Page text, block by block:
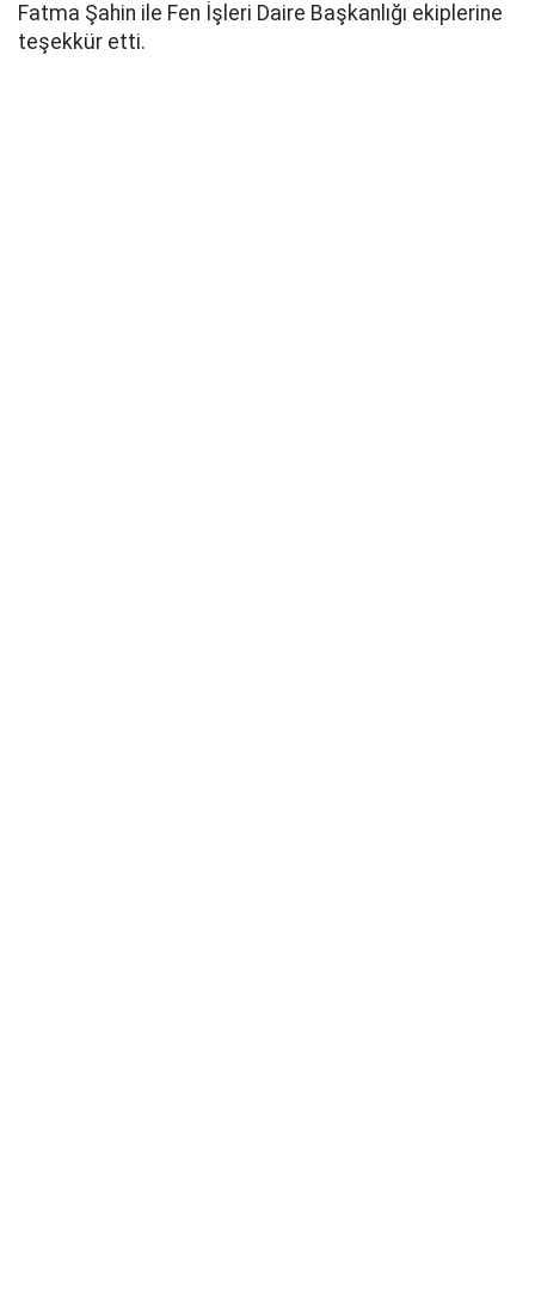
Fatma Şahin ile Fen İşleri Daire Başkanlığı ekiplerine
teşekkür etti.